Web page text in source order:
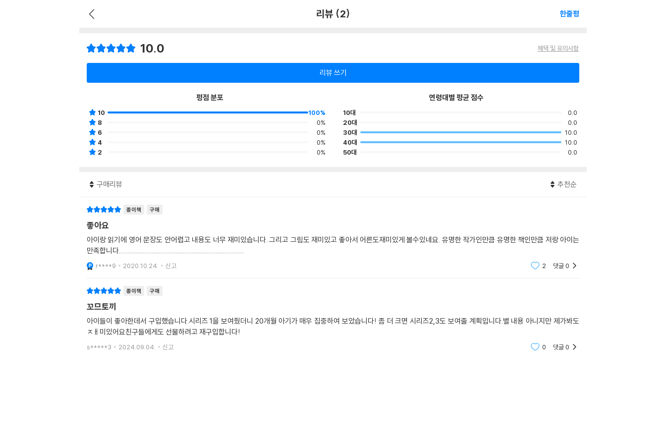
리뷰 (2) 한줄평
10.0 혜택 및 유의사항
리뷰 쓰기
평점 분포
10
100%
8
0%
6
0%
4
0%
2
0%
연령대별 평균 점수
10대
0.0
20대
0.0
30대
10.0
40대
10.0
50대
0.0
구매리뷰 추천순
종이책 구매
좋아요
아이랑 읽기에 영어 문장도 안어렵고 내용도 너무 재미있습니다. 그리고 그림도 재미있고 좋아서 어른도재미있게 볼수있네요. 유명한 작가인만큼 유명한 책인만큼 저랑 아이는
만족합니다....................................................................................
r****9 2020.10.24. 신고 2 댓글0
종이책 구매
꼬므토끼
아이들이 좋아한데서 구입했습니다.시리즈 1을 보여줬더니 20개월 아기가 매우 집중하여 보았습니다! 좀 더 크면 시리즈2,3도 보여줄 계획입니다.별 내용 아니지만 제가봐도
ㅈㅐ미있어요친구들에게도 선물하려고 재구입합니다!
s*****3 2024.09.04. 신고 0 댓글0